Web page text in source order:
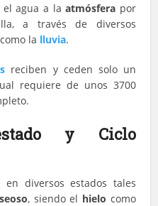
el agua a laatmósfera por
a través de diversos
como la lluvia.
reciben y ceden solo un
requiere de unos 3700
y Ciclo
diversos estados tales
, siendo el hielo como